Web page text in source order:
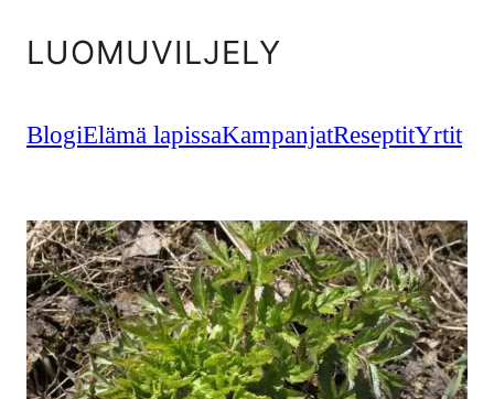
LUOMUVILJELY
BlogiElämä lapissaKampanjatReseptitYrtit